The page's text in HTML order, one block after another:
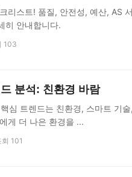
리스트! 품질, 안전성, 예산, AS
히 안내합니다.
103
분석: 친환경 바람
심 트렌드는 친환경, 스마트 기
게 더 나은 환경을 ...
회 101